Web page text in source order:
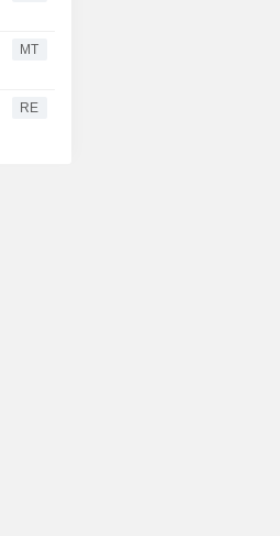
MT
RE